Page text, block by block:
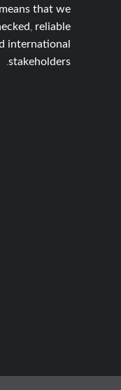
that we
reliable
international
stakeholders.